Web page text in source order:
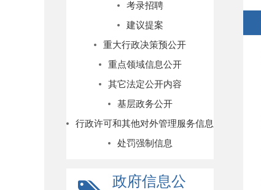
考录招聘
建议提案
重大行政决策预公开
重点领域信息公开
其它法定公开内容
基层政务公开
行政许可和其他对外管理服务信息
处罚强制信息
政府信息公